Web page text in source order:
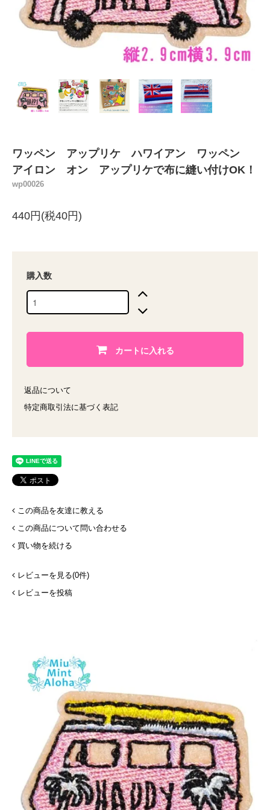
ワッペン アップリケ ハワイアン ワッペン
アイロン オン アップリケで布に縫い付けOK！
wp00026
440円(税40円)
購入数
カートに入れる
返品について
特定商取引法に基づく表記
この商品を友達に教える
この商品について問い合わせる
買い物を続ける
レビューを見る(0件)
レビューを投稿